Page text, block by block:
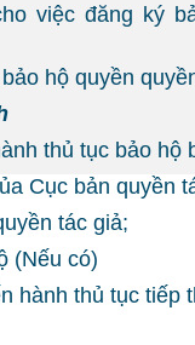
việc đăng ký
hộ quyền
thủ tục bảo hộ
Cục bản quyền
tác giả;
(Nếu có)
hành thủ tục tiếp